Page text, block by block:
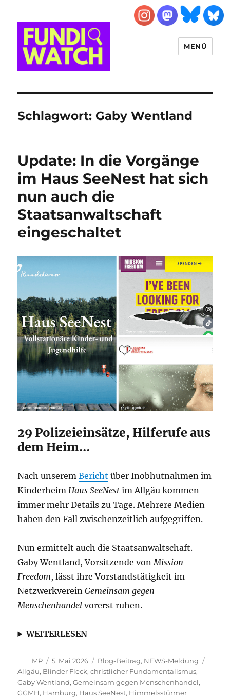
MENÜ
Schlagwort: Gaby Wentland
Update: In die Vorgänge
im Haus SeeNest hat sich
nun auch die
Staatsanwaltschaft
eingeschaltet
29 Polizeieinsätze, Hilferufe aus
dem Heim…
Nach unseremBericht über Inobhutnahmen im
KinderheimHaus SeeNestim Allgäu kommen
immer mehr Details zu Tage. Mehrere Medien
haben den Fall zwischenzeitlich aufgegriffen.
Nun ermittelt auch die Staatsanwaltschaft.
Gaby Wentland, Vorsitzende vonMission
Freedom, lässt ihre Vorstandstätigkeit im
NetzwerkvereinGemeinsam gegen
Menschenhandel vorerst ruhen.
WEITERLESEN
Autor
MP
Veröffentlicht
am
5. Mai 2026 Kategorien
Blog-Beitrag, NEWS-Meldung
Allgäu, Blinder Fleck,christlicher Fundamentalismus,
Gaby Wentland,Gemeinsam gegen Menschenhandel,
GGMH, Hamburg, Haus SeeNest, Himmelsstürmer